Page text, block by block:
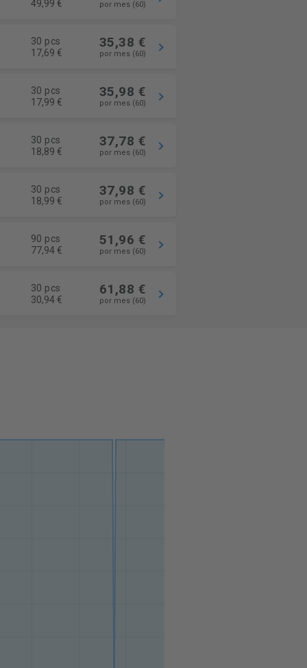
49,99 €
por mes (60)
30 pcs
17,69 €
35,38 €
por mes (60)
30 pcs
17,99 €
35,98 €
por mes (60)
30 pcs
18,89 €
37,78 €
por mes (60)
30 pcs
18,99 €
37,98 €
por mes (60)
90 pcs
77,94 €
51,96 €
por mes (60)
30 pcs
30,94 €
61,88 €
por mes (60)